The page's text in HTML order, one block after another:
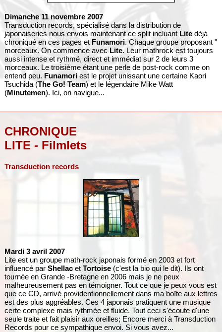
Dimanche 11 novembre 2007
Transduction records, spécialisé dans la distribution de
japonaiseries nous envois maintenant ce split incluant Litedéjà
chroniqué en ces pages et Funamori. Chaque groupe proposant "
morceaux. On commence avec Lite. Leur mathrock est toujours
aussi intense et rythmé, direct et immédiat sur 2 de leurs 3
morceaux. Le troisième étant une perle de post-rock comme on
entend peu. Funamoriest le projet unissant une certaine Kaori
Tsuchida (The Go! Team) et le légendaire Mike Watt
(Minutemen). Ici, on navigue...
CHRONIQUE
LITE - Filmlets
Transduction records
Mardi 3 avril 2007
Lite est un groupe math-rock japonais formé en 2003 et fort
influencé par Shellacet Tortoise(c'est la bio qui le dit). Ils ont
tournée en Grande -Bretagne en 2006 mais je ne peux
malheureusement pas en témoigner. Tout ce que je peux vous est
que ce CD, arrivé providentionnellement dans ma boîte aux lettres
est des plus aggréables. Ces 4 japonais pratiquent une musique
certe complexe mais rythmée et fluide. Tout ceci s'écoute d'une
seule traite et fait plaisir aux oreilles; Encore merci à Transduction
Records pour ce sympathique envoi. Si vous avez...